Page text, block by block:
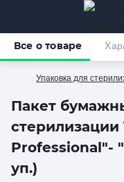
Упаковка для
Пакет
Professional"-
уп.)
Все о товаре